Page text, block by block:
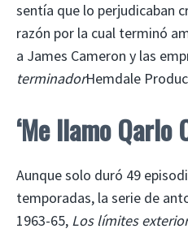
sentía que lo perjudicaban
razón por la cual terminó
a James Cameron y las
terminadorHemdale
‘Me llamo Qarlo
Aunque solo duró 49
temporadas, la serie de
1963-65, Los límites